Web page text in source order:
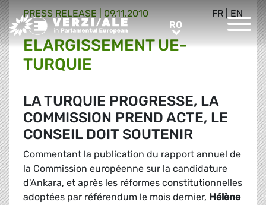
Greens/EFA Home RORO
FR EN
PRESS RELEASE | 09.11.2010
ELARGISSEMENT UE-
TURQUIE
LA TURQUIE PROGRESSE, LA
COMMISSION PREND ACTE, LE
CONSEIL DOIT SOUTENIR
Commentant la publication du rapport annuel de
la Commission européenne sur la candidature
d'Ankara, et après les réformes constitutionnelles
adoptées par référendum le mois dernier, Hélène